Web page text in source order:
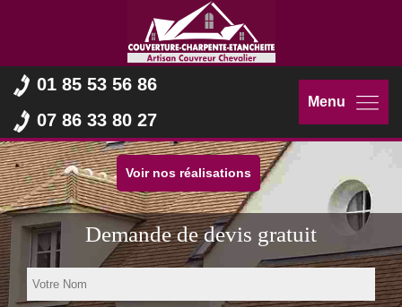
01 85 53 56 86
07 86 33 80 27
Menu
Voir nos réalisations
Demande de devis gratuit